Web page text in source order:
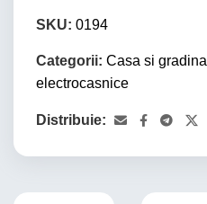
SKU: 0194
Categorii: Casa si gradina
electrocasnice
Distribuie: